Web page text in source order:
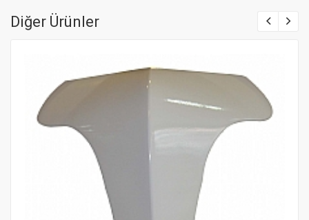
Diğer Ürünler